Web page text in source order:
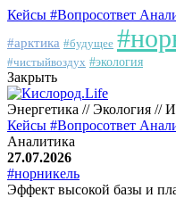
Кейсы #Вопросответ
#арктика #будущее
#чистыйвоздух #экология
Закрыть
Энергетика // Экология //
Кейсы #Вопросответ
Аналитика
27.07.2026
#норникель
Эффект высокой базы и